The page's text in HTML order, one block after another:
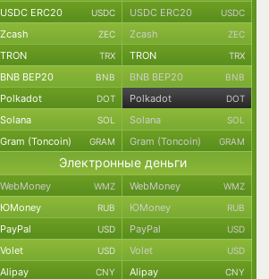
USDC ERC20 USDC USDC ERC20 USDC
Zcash ZEC Zcash ZEC
TRON TRX TRON TRX
BNB BEP20 BNB BNB BEP20 BNB
Polkadot DOT Polkadot DOT
Solana SOL Solana SOL
Gram (Toncoin) GRAM Gram (Toncoin) GRAM
Электронные деньги
WebMoney WMZ WebMoney WMZ
ЮMoney RUB ЮMoney RUB
PayPal USD PayPal USD
Volet USD Volet USD
Alipay CNY Alipay CNY